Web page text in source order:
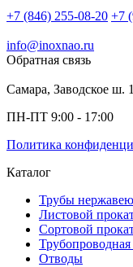
+7 (846) 255-08-20 +7
info@inoxnao.ru
Обратная связь
Самара, Заводское ш.
ПН-ПТ 9:00 - 17:00
Политика
Каталог
Трубы
Листовой
Сортовой
Трубопроводная
Отводы